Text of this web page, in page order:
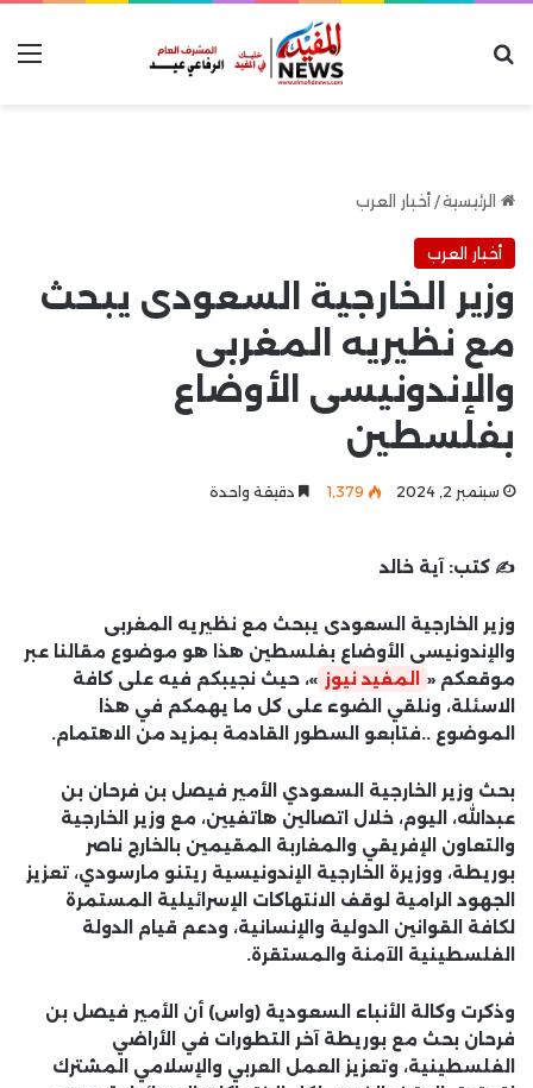
الرئيسية/ أخبار العرب
أخبار العرب
وزير الخارجية السعودى يبحث
مع نظيريه المغربى
والإندونيسى الأوضاع
بفلسطين
سبتمبر 2, 2024 1٬379 دقيقة واحدة
✍️ كتب:آية خالد
وزير الخارجية السعودى يبحث مع نظيريه المغربى
والإندونيسى الأوضاع بفلسطين هذا هو موضوع مقالنا عبر
موقعكم «
المفيد نيوز »، حيث نجيبكم فيه على كافة
الاسئلة، ونلقي الضوء على كل ما يهمكم في هذا
الموضوع ..فتابعو السطور القادمة بمزيد من الاهتمام.
بحث وزير الخارجية السعودي الأمير فيصل بن فرحان بن
عبدالله، اليوم، خلال اتصالين هاتفيين، مع وزير الخارجية
والتعاون الإفريقي والمغاربة المقيمين بالخارج ناصر
بوريطة، ووزيرة الخارجية الإندونيسية ريتنو مارسودي، تعزيز
الجهود الرامية لوقف الانتهاكات الإسرائيلية المستمرة
لكافة القوانين الدولية والإنسانية، ودعم قيام الدولة
الفلسطينية الآمنة والمستقرة.
وذكرت وكالة الأنباء السعودية (واس) أن الأمير فيصل بن
فرحان بحث مع بوريطة آخر التطورات في الأراضي
الفلسطينية، وتعزيز العمل العربي والإسلامي المشترك